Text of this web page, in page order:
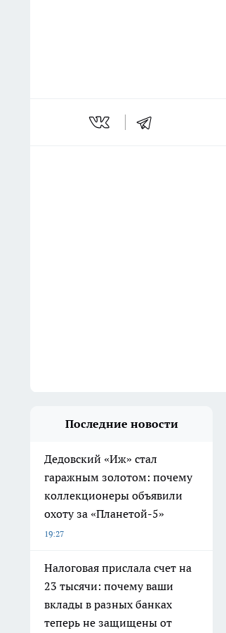
Последние новости
Дедовский «Иж» стал
гаражным золотом: почему
коллекционеры объявили
охоту за «Планетой-5»
19:27
Налоговая прислала счет на
23 тысячи: почему ваши
вклады в разных банках
теперь не защищены от